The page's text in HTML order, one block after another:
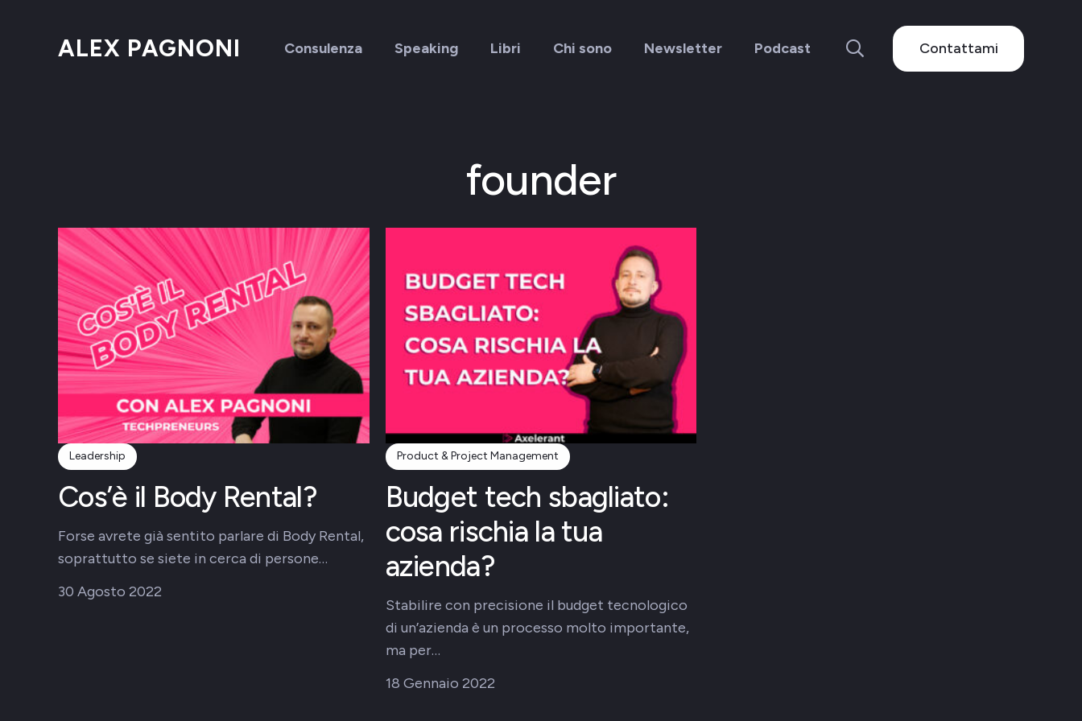
ALEX PAGNONI Consulenza Speaking Libri Chi sono Newsletter Podcast Contattami
founder
Leadership
Cos’è il Body Rental?
Forse avrete già sentito parlare di Body Rental,
soprattutto se siete in cerca di persone…
30 Agosto 2022
Product & Project Management
Budget tech sbagliato:
cosa rischia la tua
azienda?
Stabilire con precisione il budget tecnologico
di un’azienda è un processo molto importante,
ma per…
18 Gennaio 2022